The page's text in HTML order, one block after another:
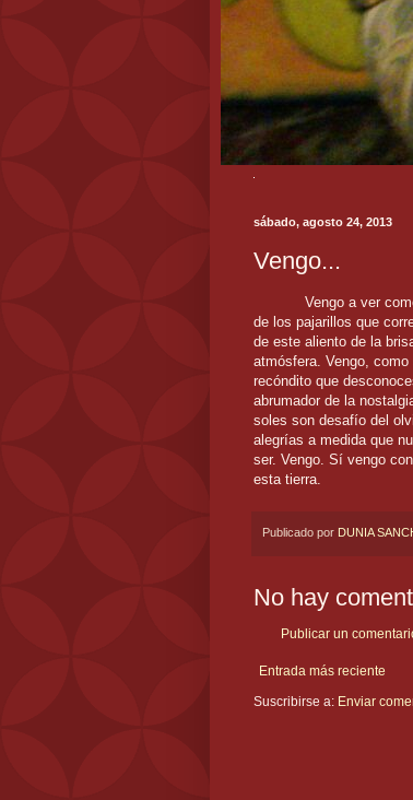
sábado, agosto 24, 2013
Vengo...
Vengo a ver
de los pajarillos que
de este aliento de la
atmósfera. Vengo,
recóndito que
abrumador de la
soles son desafío del
alegrías a medida que
ser. Vengo. Sí vengo
esta tierra.
Publicado por DUNIA
No hay
Publicar un
Entrada más reciente
Suscribirse a: Enviar